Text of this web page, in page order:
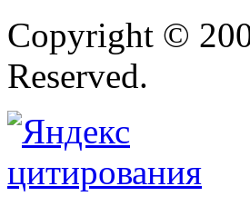
Copyright ©
Reserved.